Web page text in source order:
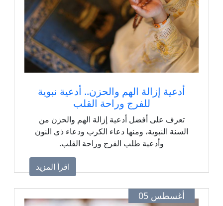
أدعية إزالة الهم والحزن.. أدعية نبوية
للفرج وراحة القلب
تعرف على أفضل أدعية إزالة الهم والحزن من
السنة النبوية، ومنها دعاء الكرب ودعاء ذي النون
وأدعية طلب الفرج وراحة القلب.
اقرأ المزيد
أغسطس 05